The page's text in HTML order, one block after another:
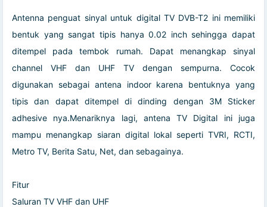
Antenna penguat sinyal untuk digital TV DVB-T2 ini memiliki
bentuk yang sangat tipis hanya 0.02 inch sehingga dapat
ditempel pada tembok rumah. Dapat menangkap sinyal
channel VHF dan UHF TV dengan sempurna. Cocok
digunakan sebagai antena indoor karena bentuknya yang
tipis dan dapat ditempel di dinding dengan 3M Sticker
adhesive nya.Menariknya lagi, antena TV Digital ini juga
mampu menangkap siaran digital lokal seperti TVRI, RCTI,
Metro TV, Berita Satu, Net, dan sebagainya.
Fitur
Saluran TV VHF dan UHF